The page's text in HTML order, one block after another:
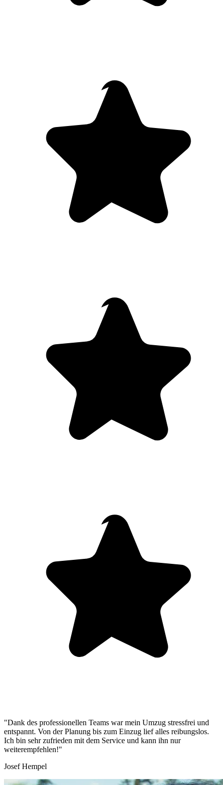
"Dank des professionellen Teams war mein Umzug stressfrei und
entspannt. Von der Planung bis zum Einzug lief alles reibungslos.
Ich bin sehr zufrieden mit dem Service und kann ihn nur
weiterempfehlen!"
Josef Hempel